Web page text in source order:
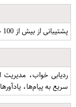
پشتیبانی از بیش از 100 حالت ورزشی متنوع برای تناسب اندام و ورزش
سریع به پیام‌ها، یادآورها